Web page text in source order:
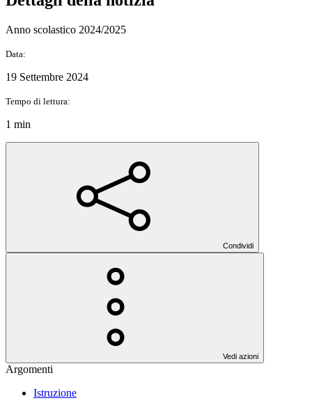
Anno scolastico 2024/2025
Data:
19 Settembre 2024
Tempo di lettura:
1 min
Condividi
Vedi azioni
Argomenti
Istruzione